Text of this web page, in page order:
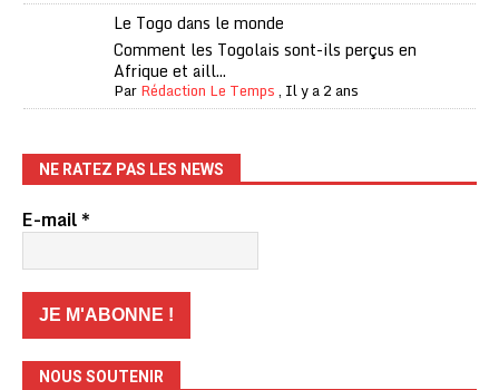
Le Togo dans le monde
Comment les Togolais sont-ils perçus en
Afrique et aill...
ParRédaction Le Temps, Il y a 2 ans
NE RATEZ PAS LES NEWS
E-mail*
NOUS SOUTENIR